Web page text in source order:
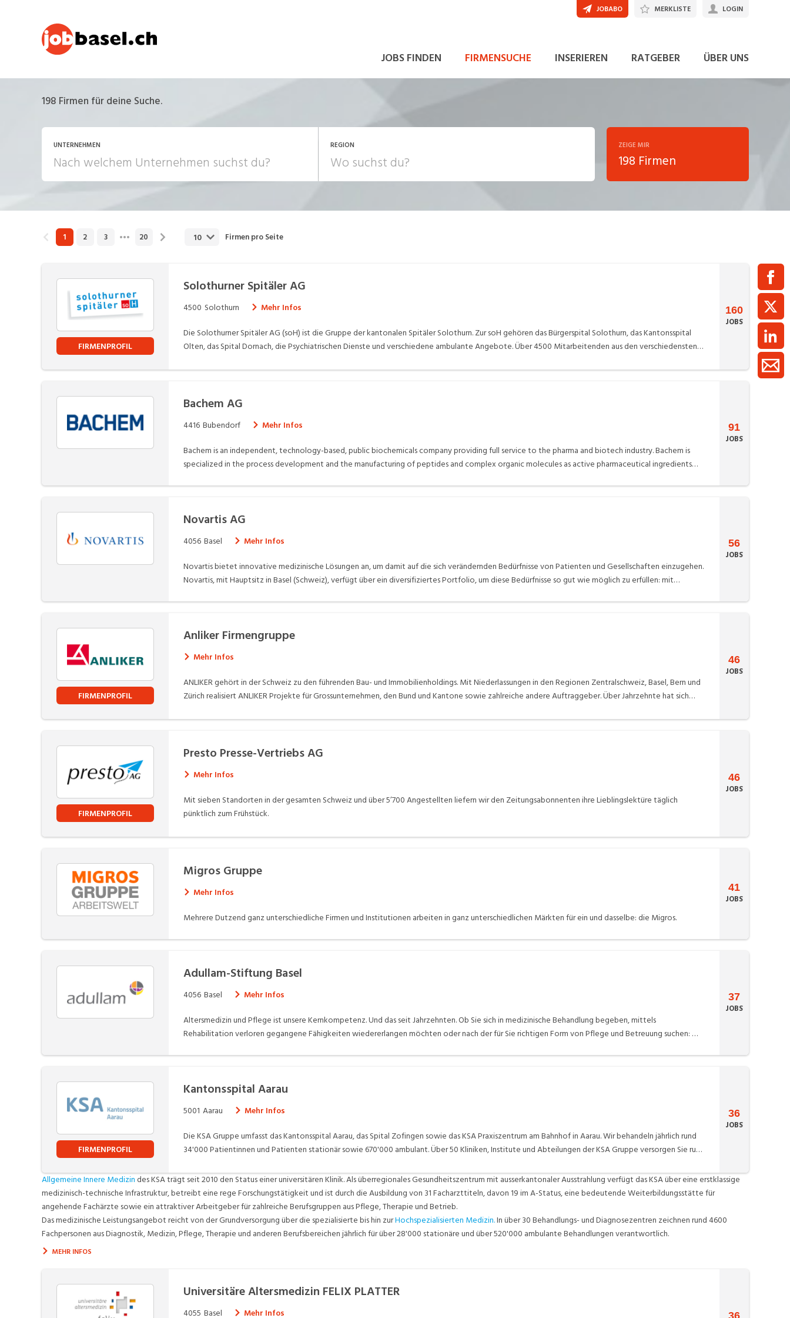
JOBS FINDEN FIRMENSUCHE INSERIEREN RATGEBER ÜBER UNS
JOBABO MERKLISTE LOGIN
198 Firmen für deine Suche.
UNTERNEHMEN REGION ZEIGE MIR
198 Firmen
1 2 3 20 10 Firmen pro Seite
FIRMENPROFIL
Solothurner Spitäler AG
4500 Solothurn
Mehr Infos
Die Solothurner Spitäler AG (soH) ist die Gruppe der kantonalen Spitäler Solothurn. Zur soH gehören das Bürgerspital Solothurn, das Kantonsspital
Olten, das Spital Dornach, die Psychiatrischen Dienste und verschiedene ambulante Angebote. Über 4500 Mitarbeitenden aus den verschiedensten
zurzeit der Kanton Solothurn. Unsere Spitäler und Partner-Ambulatorien: Bürgerspital Solothurn Kantonsspital Olten Spital Dornach Psychiatrische
Däniken
160
JOBS
Bachem AG
4416 Bubendorf
Mehr Infos
Bachem is an independent, technology-based, public biochemicals company providing full service to the pharma and biotech industry. Bachem is
specialized in the process development and the manufacturing of peptides and complex organic molecules as active pharmaceutical ingredients
leadership) Efficient manufacturing processes (cost leadership) Bachem sets industry standards With headquarters in Bubendorf, Switzerland and
91
JOBS
Novartis AG
4056 Basel
Mehr Infos
Novartis bietet innovative medizinische Lösungen an, um damit auf die sich verändernden Bedürfnisse von Patienten und Gesellschaften einzugehen.
Novartis, mit Hauptsitz in Basel (Schweiz), verfügt über ein diversifiziertes Portfolio, um diese Bedürfnisse so gut wie möglich zu erfüllen: mit
Unternehmen mit weltweit führenden Positionen in diesen Bereichen.
56
JOBS
FIRMENPROFIL
Anliker Firmengruppe
Mehr Infos
ANLIKER gehört in der Schweiz zu den führenden Bau- und Immobilienholdings. Mit Niederlassungen in den Regionen Zentralschweiz, Basel, Bern und
Zürich realisiert ANLIKER Projekte für Grossunternehmen, den Bund und Kantone sowie zahlreiche andere Auftraggeber. Über Jahrzehnte hat sich
Bauen sowie die Immobilien und Bewirtschaftung. Das kontrollierte, organische Wachstum trägt wesentlich zum Erfolg der Holding bei. ANLIKER
46
JOBS
FIRMENPROFIL
Presto Presse-Vertriebs AG
Mehr Infos
Mit sieben Standorten in der gesamten Schweiz und über 5’700 Angestellten liefern wir den Zeitungsabonnenten ihre Lieblingslektüre täglich
pünktlich zum Frühstück.
46
JOBS
Migros Gruppe
Mehr Infos
Mehrere Dutzend ganz unterschiedliche Firmen und Institutionen arbeiten in ganz unterschiedlichen Märkten für ein und dasselbe: die Migros.
41
JOBS
Adullam-Stiftung Basel
4056 Basel
Mehr Infos
Altersmedizin und Pflege ist unsere Kernkompetenz. Und das seit Jahrzehnten. Ob Sie sich in medizinische Behandlung begeben, mittels
Rehabilitation verloren gegangene Fähigkeiten wiedererlangen möchten oder nach der für Sie richtigen Form von Pflege und Betreuung suchen: Wir
37
JOBS
FIRMENPROFIL
Kantonsspital Aarau
5001 Aarau
Mehr Infos
Die KSA Gruppe umfasst das Kantonsspital Aarau, das Spital Zofingen sowie das KSA Praxiszentrum am Bahnhof in Aarau. Wir behandeln jährlich rund
34'000 Patientinnen und Patienten stationär sowie 670'000 ambulant. Über 50 Kliniken, Institute und Abteilungen der KSA Gruppe versorgen Sie rund
stellt die medizinische Versorgung seiner Region sicher und ist darüber hinaus spezialisiert in der Altersmedizin. Das KSA Praxiszentrum behandelt
einfache und leichte Verletzungen am Bahnhof Aarau.
36
JOBS
Allgemeine Innere Medizin des KSA trägt seit 2010 den Status einer universitären Klinik. Als überregionales Gesundheitszentrum mit ausserkantonaler Ausstrahlung verfügt das KSA über eine erstklassige
medizinisch-technische Infrastruktur, betreibt eine rege Forschungstätigkeit und ist durch die Ausbildung von 31 Facharzttiteln, davon 19 im A-Status, eine bedeutende Weiterbildungsstätte für
angehende Fachärzte sowie ein attraktiver Arbeitgeber für zahlreiche Berufsgruppen aus Pflege, Therapie und Betrieb.
Das medizinische Leistungsangebot reicht von der Grundversorgung über die spezialisierte bis hin zurHochspezialisierten Medizin.In über 30 Behandlungs- und Diagnosezentren zeichnen rund 4600
Fachpersonen aus Diagnostik, Medizin, Pflege, Therapie und anderen Berufsbereichen jährlich für über 28'000 stationäre und über 520'000 ambulante Behandlungen verantwortlich.
MEHR INFOS
Universitäre Altersmedizin FELIX PLATTER
4055 Basel
Mehr Infos
36